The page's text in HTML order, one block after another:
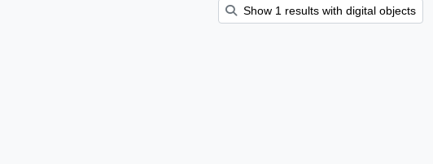
Show 1 results with digital objects